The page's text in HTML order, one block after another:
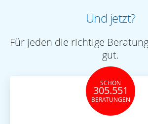
Und jetzt?
Für jeden die richtige
gut.
SCHON
305.551
BERATUNGEN